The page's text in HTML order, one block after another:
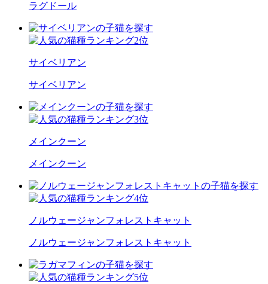
ラグドール
サイベリアン
サイベリアン
メインクーン
メインクーン
ノルウェージャンフォレストキャット
ノルウェージャンフォレストキャット